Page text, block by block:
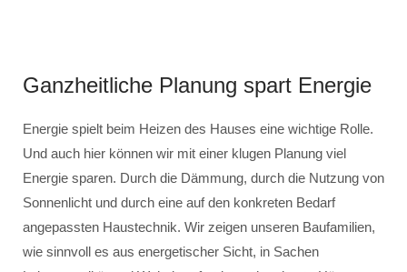
Ganzheitliche Planung spart Energie
Energie spielt beim Heizen des Hauses eine wichtige Rolle.
Und auch hier können wir mit einer klugen Planung viel
Energie sparen. Durch die Dämmung, durch die Nutzung von
Sonnenlicht und durch eine auf den konkreten Bedarf
angepassten Haustechnik. Wir zeigen unseren Baufamilien,
wie sinnvoll es aus energetischer Sicht, in Sachen